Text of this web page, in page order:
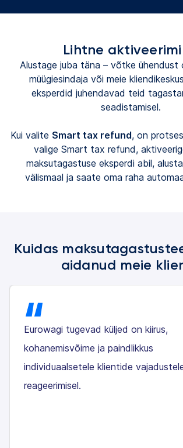
Lihtne
Alustage juba täna – võtke ühendust
müügiesindaja või meie
eksperdid juhendavad teid
seadistamisel.
Kui valite Smart tax refund, on
valige Smart tax refund,
maksutagastuse eksperdi abil,
välismaal ja saate oma raha
Kuidas
aidanud meie
Eurowagi tugevad küljed on kiirus,
kohanemisvõime ja paindlikkus
individuaalsetele klientide
reageerimisel.